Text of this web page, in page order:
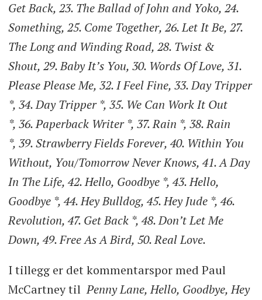
Get Back, 23. The Ballad of John and Yoko, 24.
Something, 25. Come Together, 26. Let It Be, 27.
The Long and Winding Road, 28. Twist &
Shout, 29. Baby It’s You, 30. Words Of Love, 31.
Please Please Me, 32. I Feel Fine, 33. Day Tripper
*, 34. Day Tripper *, 35. We Can Work It Out
*, 36. Paperback Writer *, 37. Rain *, 38. Rain
*, 39. Strawberry Fields Forever, 40. Within You
Without, You/Tomorrow Never Knows, 41. A Day
In The Life, 42. Hello, Goodbye *, 43. Hello,
Goodbye *, 44. Hey Bulldog, 45. Hey Jude *, 46.
Revolution, 47. Get Back *, 48. Don’t Let Me
Down, 49. Free As A Bird, 50. Real Love.
I tillegg er det kommentarspor med Paul
McCartney tilPenny Lane, Hello, Goodbye, Hey